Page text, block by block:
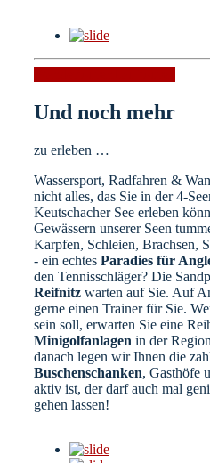
Und noch mehr
zu erleben …
Wassersport, Radfahren &
nicht alles, das Sie in der 4-
Keutschacher See erleben
Gewässern unserer Seen
Karpfen, Schleien, Brachsen,
- ein echtes Paradies für
den Tennisschläger? Die
Reifnitz warten auf Sie. Auf
gerne einen Trainer für Sie.
sein soll, erwarten Sie eine
Minigolfanlagen in der
danach legen wir Ihnen die
Buschenschanken, Gasthöfe
aktiv ist, der darf auch mal
gehen lassen!